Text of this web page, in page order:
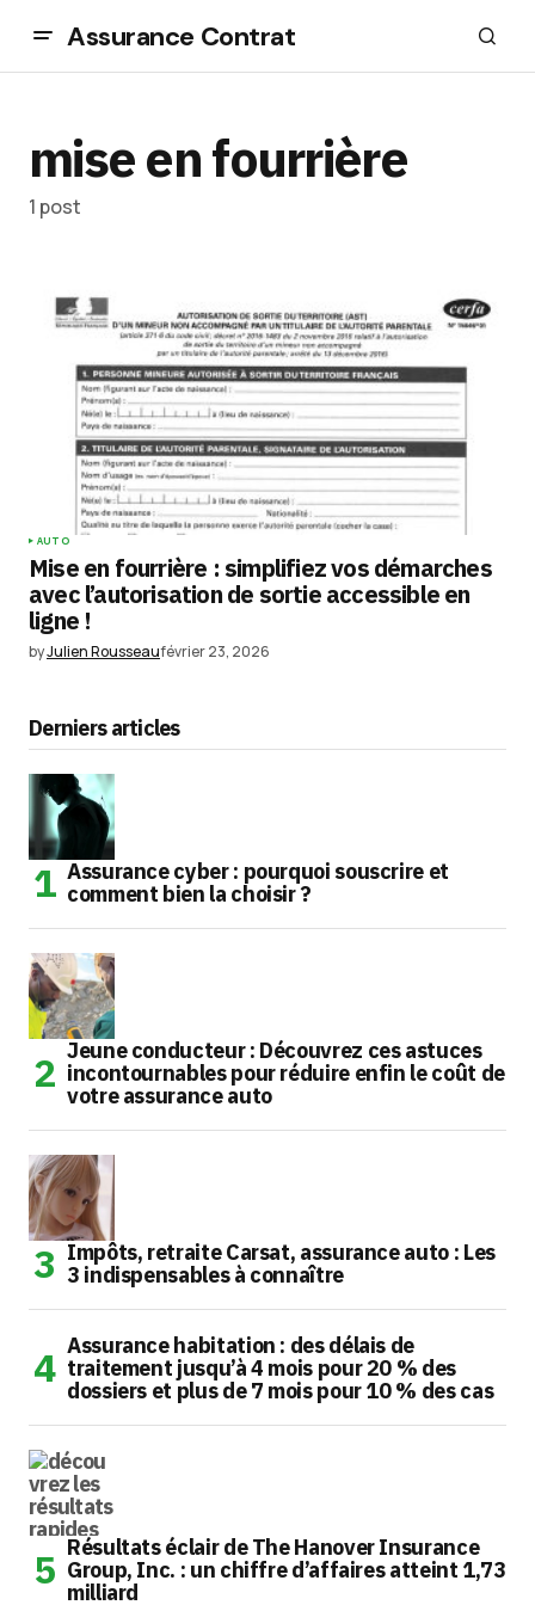
Assurance Contrat
mise en fourrière
1 post
AUTO
Mise en fourrière : simplifiez vos démarches
avec l’autorisation de sortie accessible en
ligne !
byJulien Rousseaufévrier 23, 2026
Derniers articles
Assurance cyber : pourquoi souscrire et
comment bien la choisir ?
Jeune conducteur : Découvrez ces astuces
incontournables pour réduire enfin le coût de
votre assurance auto
Impôts, retraite Carsat, assurance auto : Les
3 indispensables à connaître
Assurance habitation : des délais de
traitement jusqu’à 4 mois pour 20 % des
dossiers et plus de 7 mois pour 10 % des cas
Résultats éclair de The Hanover Insurance
Group, Inc. : un chiffre d’affaires atteint 1,73
milliard